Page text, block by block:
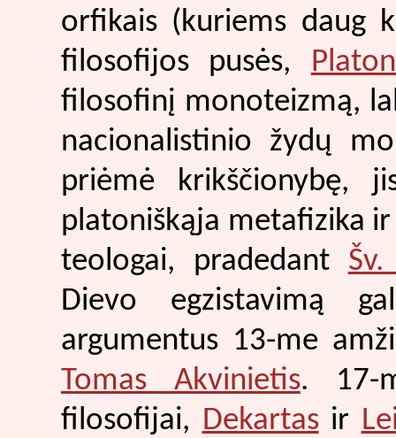
orfikais (kuriems daug
filosofijos pusės,
filosofinį monoteizmą,
nacionalistinio žydų
priėmė krikščionybę,
platoniškąja metafizika
teologai, pradedant
Dievo egzistavimą
argumentus 13-me
Tomas Akvinietis. 17-
filosofijai, Dekartasir